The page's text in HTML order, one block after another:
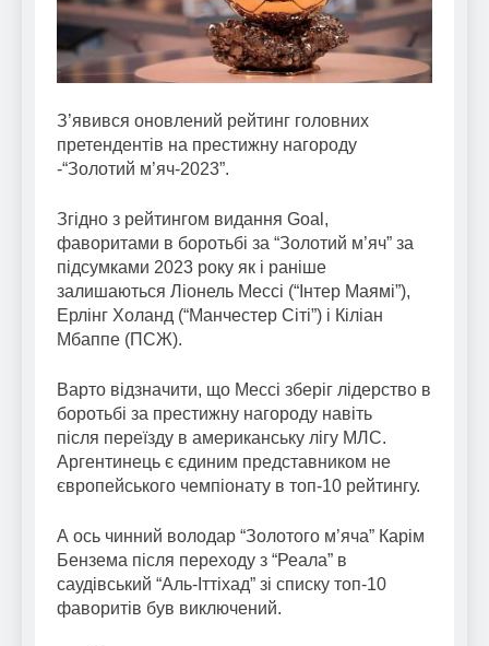
З’явився оновлений рейтинг головних
претендентів на престижну нагороду
-“Золотий м’яч-2023”.
Згідно з рейтингом видання Goal,
фаворитами в боротьбі за “Золотий м’яч” за
підсумками 2023 року як і раніше
залишаються Ліонель Мессі (“Інтер Маямі”),
Ерлінг Холанд (“Манчестер Сіті”) і Кіліан
Мбаппе (ПСЖ).
Варто відзначити, що Мессі зберіг лідерство в
боротьбі за престижну нагороду навіть
після переїзду в американську лігу МЛС.
Аргентинець є єдиним представником не
європейського чемпіонату в топ-10 рейтингу.
А ось чинний володар “Золотого м’яча” Карім
Бензема після переходу з “Реала” в
саудівський “Аль-Іттіхад” зі списку топ-10
фаворитів був виключений.